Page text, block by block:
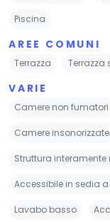
Piscina
AREE COMUNI
Terrazza Terrazza
VARIE
Camere non fumatori
Camere insonorizzate
Struttura
Accessibile in sedia a
Lavabo basso